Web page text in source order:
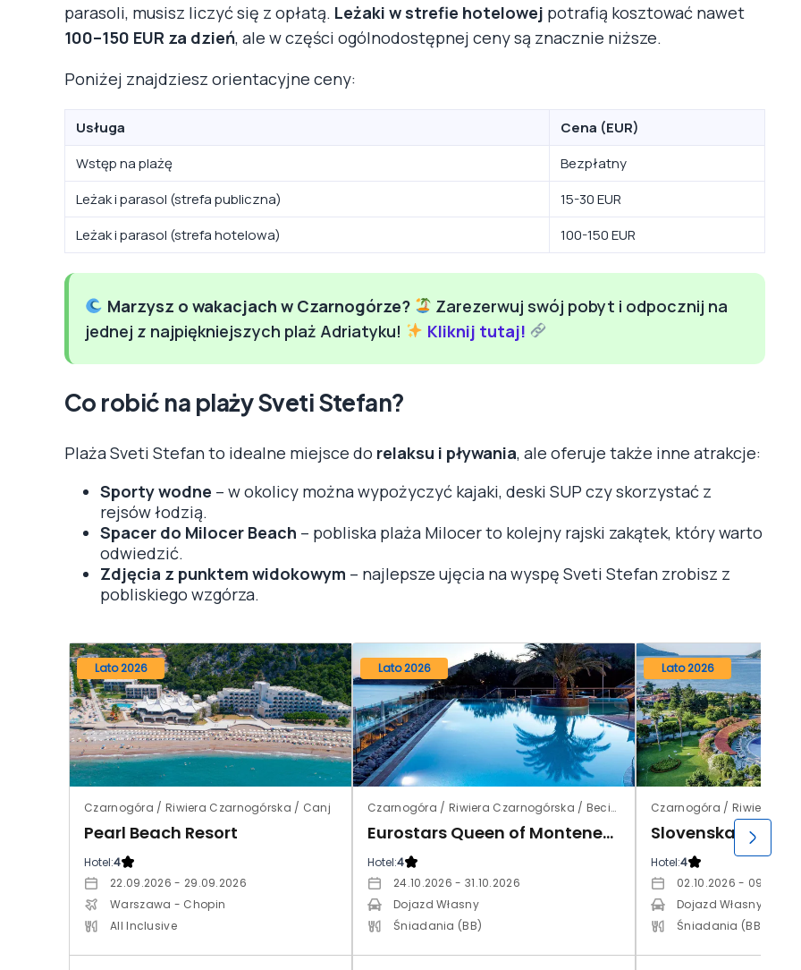
parasoli, musisz liczyć się z opłatą. Leżaki w strefie hotelowej potrafią kosztować nawet
100–150 EUR za dzień, ale w części ogólnodostępnej ceny są znacznie niższe.
Poniżej znajdziesz orientacyjne ceny:
Usługa
Cena (EUR)
Wstęp na plażę
Bezpłatny
Leżak i parasol (strefa publiczna)
15-30 EUR
Leżak i parasol (strefa hotelowa)
100-150 EUR
Marzysz o wakacjach w Czarnogórze?
Zarezerwuj swój pobyt i odpocznij na
jednej z najpiękniejszych plaż Adriatyku!
Kliknij tutaj!
Co robić na plaży Sveti Stefan?
Plaża Sveti Stefan to idealne miejsce do relaksu i pływania, ale oferuje także inne atrakcje:
Sporty wodne – w okolicy można wypożyczyć kajaki, deski SUP czy skorzystać z
rejsów łodzią.
Spacer do Milocer Beach – pobliska plaża Milocer to kolejny rajski zakątek, który warto
odwiedzić.
Zdjęcia z punktem widokowym – najlepsze ujęcia na wyspę Sveti Stefan zrobisz z
pobliskiego wzgórza.
Lato 2026
Czarnogóra / Riwiera Czarnogórska / Canj
Pearl Beach Resort
Hotel:4
22.09.2026 - 29.09.2026
Warszawa - Chopin
All Inclusive
Lato 2026
Czarnogóra / Riwiera Czarnogórska / Becici
Eurostars Queen of Montenegro (ex. Falkensteiner Montenegro)
Hotel:4
24.10.2026 - 31.10.2026
Dojazd Własny
Śniadania (BB)
Lato 2026
Slovenska Plaza
Hotel:4
02.10.2026 -
Dojazd Własny
Śniadania (BB)